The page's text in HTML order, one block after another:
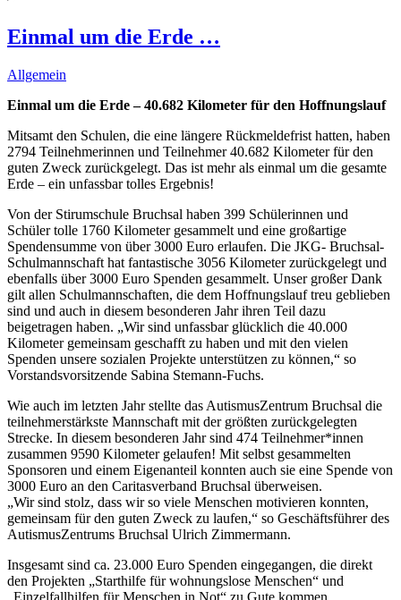
Einmal um die Erde …
Allgemein
Einmal um die Erde – 40.682 Kilometer für den Hoffnungslauf
Mitsamt den Schulen, die eine längere Rückmeldefrist hatten, haben
2794 Teilnehmerinnen und Teilnehmer 40.682 Kilometer für den
guten Zweck zurückgelegt. Das ist mehr als einmal um die gesamte
Erde – ein unfassbar tolles Ergebnis!
Von der Stirumschule Bruchsal haben 399 Schülerinnen und
Schüler tolle 1760 Kilometer gesammelt und eine großartige
Spendensumme von über 3000 Euro erlaufen. Die JKG- Bruchsal-
Schulmannschaft hat fantastische 3056 Kilometer zurückgelegt und
ebenfalls über 3000 Euro Spenden gesammelt. Unser großer Dank
gilt allen Schulmannschaften, die dem Hoffnungslauf treu geblieben
sind und auch in diesem besonderen Jahr ihren Teil dazu
beigetragen haben. „Wir sind unfassbar glücklich die 40.000
Kilometer gemeinsam geschafft zu haben und mit den vielen
Spenden unsere sozialen Projekte unterstützen zu können,“ so
Vorstandsvorsitzende Sabina Stemann-Fuchs.
Wie auch im letzten Jahr stellte das AutismusZentrum Bruchsal die
teilnehmerstärkste Mannschaft mit der größten zurückgelegten
Strecke. In diesem besonderen Jahr sind 474 Teilnehmer*innen
zusammen 9590 Kilometer gelaufen! Mit selbst gesammelten
Sponsoren und einem Eigenanteil konnten auch sie eine Spende von
3000 Euro an den Caritasverband Bruchsal überweisen.
„Wir sind stolz, dass wir so viele Menschen motivieren konnten,
gemeinsam für den guten Zweck zu laufen,“ so Geschäftsführer des
AutismusZentrums Bruchsal Ulrich Zimmermann.
Insgesamt sind ca. 23.000 Euro Spenden eingegangen, die direkt
den Projekten „Starthilfe für wohnungslose Menschen“ und
„Einzelfallhilfen für Menschen in Not“ zu Gute kommen.